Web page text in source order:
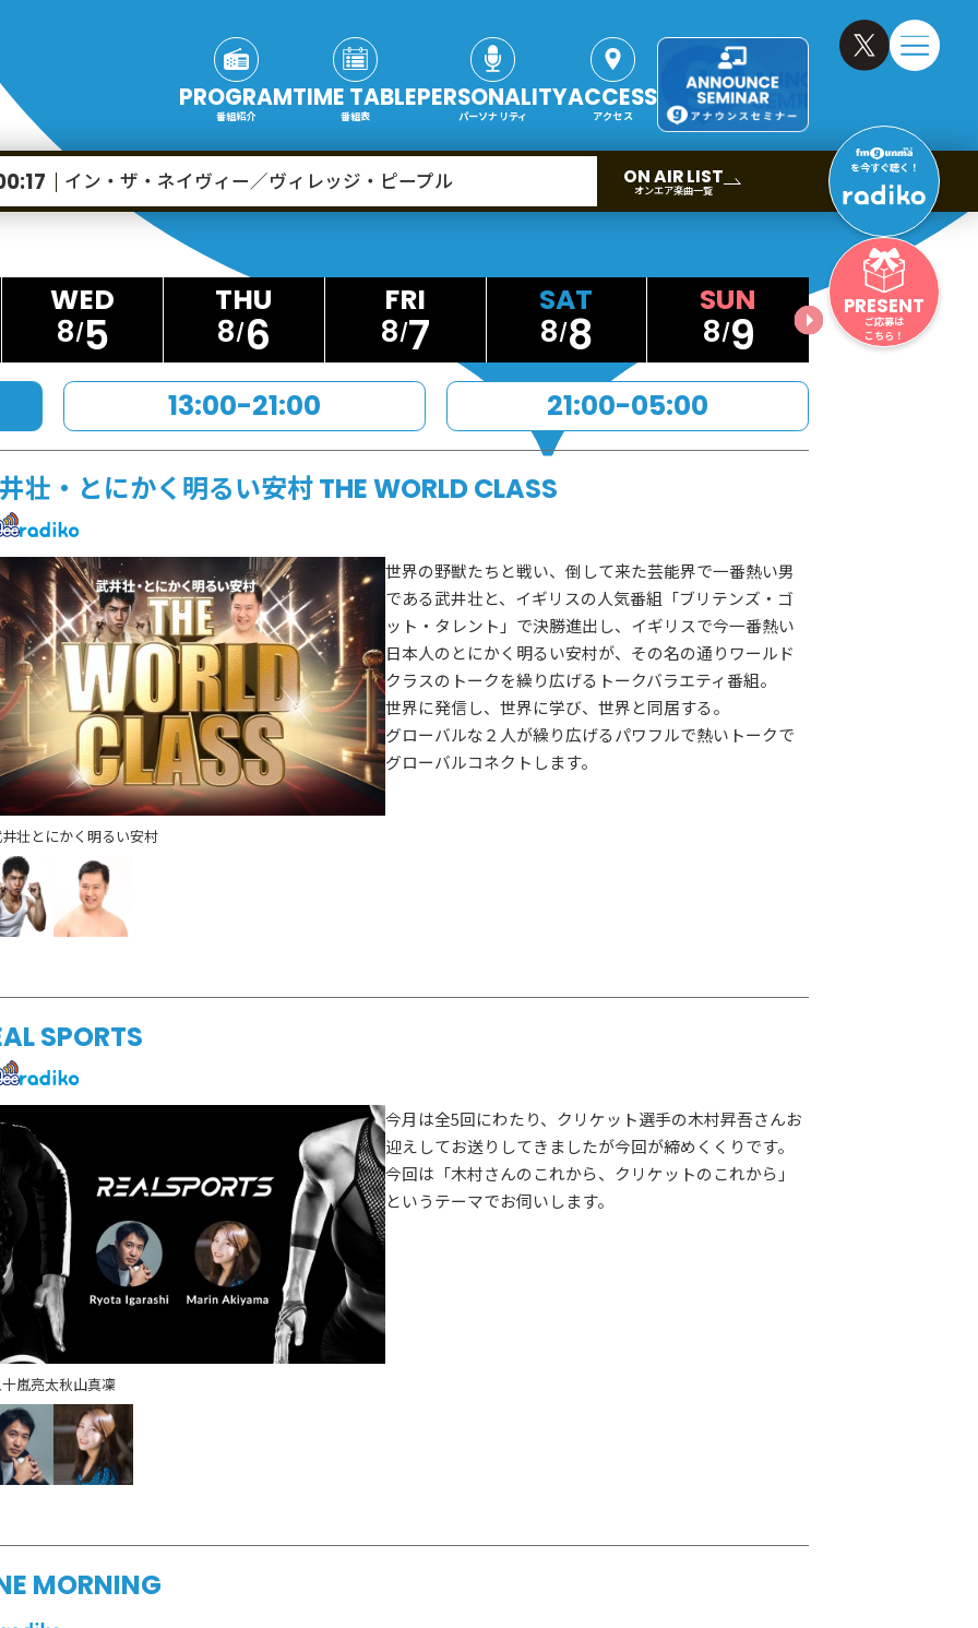
ON AIR LIST
オンエア楽曲一覧
イン・ザ・ネイヴィー／ヴィレッジ・ピープル
PROGRAM
番組紹介
TIME TABLE
番組表
PERSONALITY
パーソナリティ
ACCESS
アクセス
を今すぐ聴く！
PRESENT
ご応募は
こちら！
8 5 8 6 8 7 8 8 8 9
13:00-21:00 21:00-05:00
壮・とにかく明るい安村 THE WORLD CLASS
壮とにかく明るい安村
世界の野獣たちと戦い、倒して来た芸能界で一番熱い男
である武井壮と、イギリスの人気番組「ブリテンズ・ゴ
ット・タレント」で決勝進出し、イギリスで今一番熱い
日本人のとにかく明るい安村が、その名の通りワールド
クラスのトークを繰り広げるトークバラエティ番組。
世界に発信し、世界に学び、世界と同居する。
グローバルな２人が繰り広げるパワフルで熱いトークで
グローバルコネクトします。
SPORTS
嵐亮太秋山真凜
今月は全5回にわたり、クリケット選手の木村昇吾さんお
迎えしてお送りしてきましたが今回が締めくくりです。
今回は「木村さんのこれから、クリケットのこれから」
というテーマでお伺いします。
MORNING